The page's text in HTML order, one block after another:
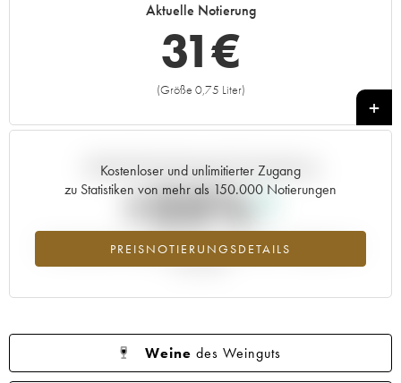
Aktuelle Notierung
31€
(Größe 0,75 Liter)
+
Kostenloser und unlimitierter Zugang
zu Statistiken von mehr als 150.000 Notierungen
PREISNOTIERUNGSDETAILS
Aktuelle Entwicklung der Preisnotierung
+25%
Preisanstiegs des Jahrgangs 2016 im Jahr 2026 im Vergleich zum
Weine des Weinguts